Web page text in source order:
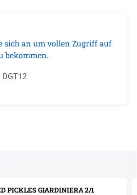
sich an um vollen Zugriff auf
bekommen.
DGT12
PICKLES GIARDINIERA 2/1